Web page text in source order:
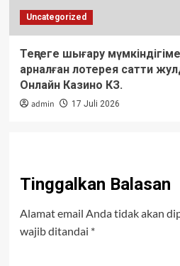
Uncategorized
Теңгеге шығару
арналған лотерея сатти
Онлайн Казино КЗ.
admin 17 Juli 2026
Tinggalkan Balasan
Alamat email Anda tidak akan
wajib ditandai *